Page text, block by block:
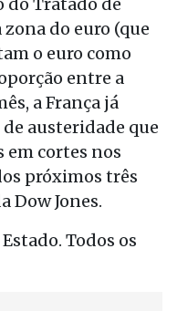
do euro (que
o euro como
entre a
a França já
austeridade que
em cortes nos
próximos três
Dow Jones.
Todos os